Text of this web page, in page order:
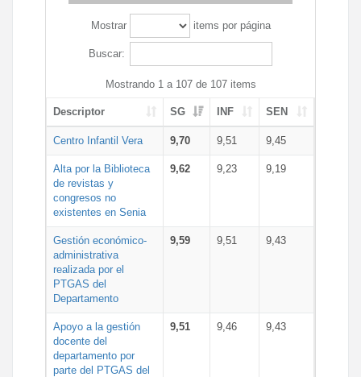
Mostrar items por página
Buscar:
Mostrando 1 a 107 de 107 items
Descriptor SG INF SEN
Centro Infantil Vera 9,70 9,51 9,45
Alta por la Biblioteca
de revistas y
congresos no
existentes en Senia
9,62 9,23 9,19
Gestión económico-
administrativa
realizada por el
PTGAS del
Departamento
9,59 9,51 9,43
Apoyo a la gestión
docente del
departamento por
parte del PTGAS del
9,51 9,46 9,43